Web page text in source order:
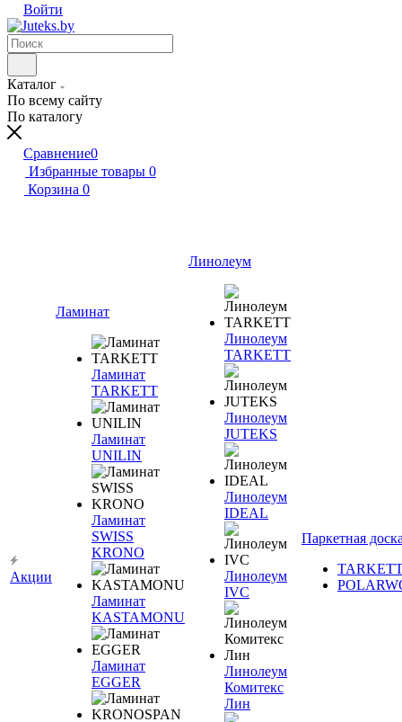
Войти
Каталог
По всему сайту
По каталогу
Сравнение0
Избранные товары 0
Корзина 0
Акции
Ламинат
Ламинат
TARKETT
Ламинат
UNILIN
Ламинат
SWISS
KRONO
Ламинат
KASTAMONU
Ламинат
EGGER
Линолеум
Линолеум
TARKETT
Линолеум
JUTEKS
Линолеум
IDEAL
Линолеум
IVC
Линолеум
Комитекс
Лин
Паркетная